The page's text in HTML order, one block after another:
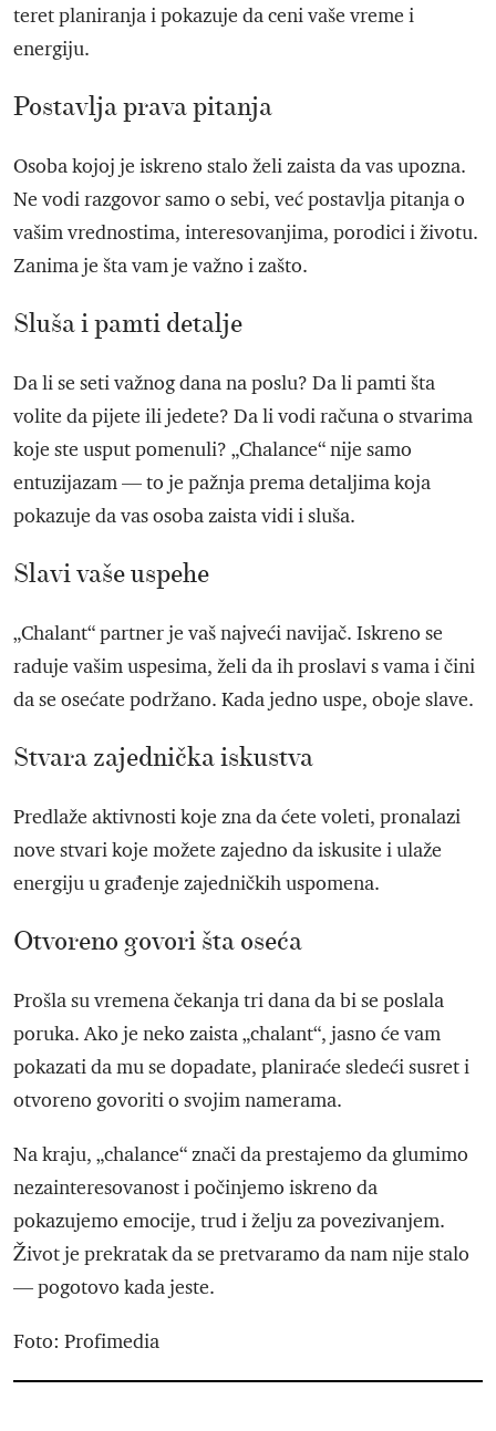
teret planiranja i pokazuje da ceni vaše vreme i
energiju.
Postavlja prava pitanja
Osoba kojoj je iskreno stalo želi zaista da vas upozna.
Ne vodi razgovor samo o sebi, već postavlja pitanja o
vašim vrednostima, interesovanjima, porodici i životu.
Zanima je šta vam je važno i zašto.
Sluša i pamti detalje
Da li se seti važnog dana na poslu? Da li pamti šta
volite da pijete ili jedete? Da li vodi računa o stvarima
koje ste usput pomenuli? „Chalance“ nije samo
entuzijazam — to je pažnja prema detaljima koja
pokazuje da vas osoba zaista vidi i sluša.
Slavi vaše uspehe
„Chalant“ partner je vaš najveći navijač. Iskreno se
raduje vašim uspesima, želi da ih proslavi s vama i čini
da se osećate podržano. Kada jedno uspe, oboje slave.
Stvara zajednička iskustva
Predlaže aktivnosti koje zna da ćete voleti, pronalazi
nove stvari koje možete zajedno da iskusite i ulaže
energiju u građenje zajedničkih uspomena.
Otvoreno govori šta oseća
Prošla su vremena čekanja tri dana da bi se poslala
poruka. Ako je neko zaista „chalant“, jasno će vam
pokazati da mu se dopadate, planiraće sledeći susret i
otvoreno govoriti o svojim namerama.
Na kraju, „chalance“ znači da prestajemo da glumimo
nezainteresovanost i počinjemo iskreno da
pokazujemo emocije, trud i želju za povezivanjem.
Život je prekratak da se pretvaramo da nam nije stalo
— pogotovo kada jeste.
Foto: Profimedia